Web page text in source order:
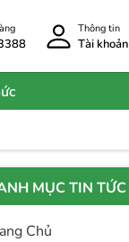
Thông tin
Tài khoản
MỤC TIN TỨC
Chủ